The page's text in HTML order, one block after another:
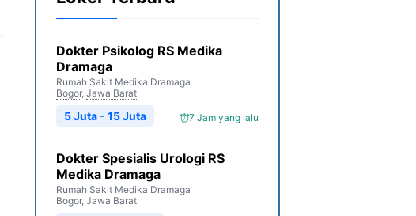
Dokter Psikolog RS Medika
Dramaga
Rumah Sakit Medika Dramaga
Bogor, Jawa Barat
7 Jam yang lalu
5 Juta - 15 Juta
Dokter Spesialis Urologi RS
Medika Dramaga
Rumah Sakit Medika Dramaga
Bogor, Jawa Barat